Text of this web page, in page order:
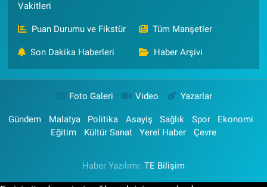
Vakitleri
Puan Durumu ve Fikstür Tüm Manşetler
Son Dakika Haberleri Haber Arşivi
Foto Galeri Video Yazarlar
Gündem Malatya Politika Asayiş Sağlık Spor
Ekonomi
Eğitim
Kültür Sanat Yerel Haber Çevre
Haber Yazılımı: TE Bilişim